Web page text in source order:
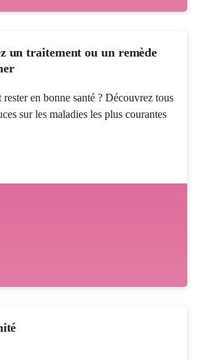
un traitement ou un remède
en bonne santé ? Découvrez tous
sur les maladies les plus courantes